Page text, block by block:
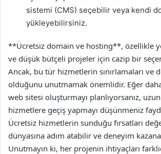
sistemi (CMS) seçebilir veya kendi
yükleyebilirsiniz.
**Ücretsiz domain ve hosting**, özellikle
ve düşük bütçeli projeler için cazip bir
Ancak, bu tür hizmetlerin sınırlamaları ve
olduğunu unutmamak önemlidir. Eğer
web sitesi oluşturmayı planlıyorsanız,
hizmetlere geçiş yapmayı düşünmeniz
Ücretsiz hizmetlerin sunduğu fırsatları
dünyasına adım atabilir ve deneyim
Unutmayın ki, her projenin ihtiyaçları